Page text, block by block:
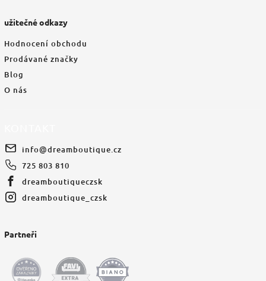
užitečné odkazy
Hodnocení obchodu
Prodávané značky
Blog
O nás
info@dreamboutique.cz
725 803 810
dreamboutiqueczsk
dreamboutique_czsk
Partneři